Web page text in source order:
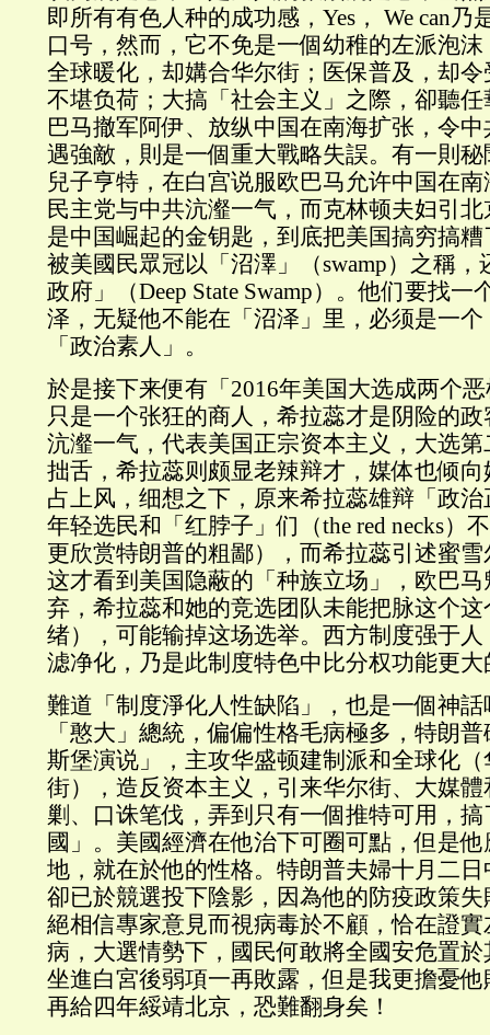
即所有有色人种的成功感，Yes， We can乃
口号，然而，它不免是一個幼稚的左派泡
全球暖化，却媾合华尔街；医保普及，却
不堪负荷；大搞「社会主义」之際，卻聽
巴马撤军阿伊、放纵中国在南海扩张，令
遇強敵，則是一個重大戰略失誤。有一則
兒子亨特，在白宫说服欧巴马允许中国在
民主党与中共沆瀣一气，而克林顿夫妇引
是中国崛起的金钥匙，到底把美国搞穷搞
被美國民眾冠以「沼澤」（swamp）之稱
政府」（Deep State Swamp）。他们要找一
泽，无疑他不能在「沼泽」里，必须是一
「政治素人」。
於是接下来便有「2016年美国大选成两个
只是一个张狂的商人，希拉蕊才是阴险的
沆瀣一气，代表美国正宗资本主义，大选
拙舌，希拉蕊则颇显老辣辩才，媒体也倾
占上风，细想之下，原来希拉蕊雄辩「政
年轻选民和「红脖子」们（the red necks）
更欣赏特朗普的粗鄙），而希拉蕊引述蜜
这才看到美国隐蔽的「种族立场」，欧巴
弃，希拉蕊和她的竞选团队未能把脉这个
绪），可能输掉这场选举。西方制度强于
滤净化，乃是此制度特色中比分权功能更大
難道「制度淨化人性缺陷」，也是一個神
「憨大」總統，偏偏性格毛病極多，特朗
斯堡演说」，主攻华盛顿建制派和全球化
街），造反资本主义，引来华尔街、大媒
剿、口诛笔伐，弄到只有一個推特可用，
國」。美國經濟在他治下可圈可點，但是
地，就在於他的性格。特朗普夫婦十月二
卻已於競選投下陰影，因為他的防疫政策
絕相信專家意見而視病毒於不顧，恰在證
病，大選情勢下，國民何敢將全國安危置
坐進白宮後弱項一再敗露，但是我更擔憂
再給四年綏靖北京，恐難翻身矣！